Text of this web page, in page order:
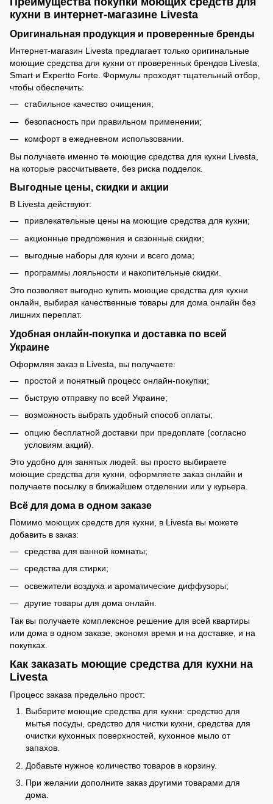
кухни в интернет-магазине Livesta
Оригинальная продукция и проверенные бренды
Интернет-магазин Livesta предлагает только оригинальные
моющие средства для кухни от проверенных брендов Livesta,
Smart и Expertto Forte. Формулы проходят тщательный отбор,
чтобы обеспечить:
стабильное качество очищения;
безопасность при правильном применении;
комфорт в ежедневном использовании.
Вы получаете именно те моющие средства для кухни Livesta,
на которые рассчитываете, без риска подделок.
Выгодные цены, скидки и акции
В Livesta действуют:
привлекательные цены на моющие средства для кухни;
акционные предложения и сезонные скидки;
выгодные наборы для кухни и всего дома;
программы лояльности и накопительные скидки.
Это позволяет выгодно купить моющие средства для кухни
онлайн, выбирая качественные товары для дома онлайн без
лишних переплат.
Удобная онлайн-покупка и доставка по всей
Украине
Оформляя заказ в Livesta, вы получаете:
простой и понятный процесс онлайн-покупки;
быструю отправку по всей Украине;
возможность выбрать удобный способ оплаты;
опцию бесплатной доставки при предоплате (согласно
условиям акций).
Это удобно для занятых людей: вы просто выбираете
моющие средства для кухни, оформляете заказ онлайн и
получаете посылку в ближайшем отделении или у курьера.
Всё для дома в одном заказе
Помимо моющих средств для кухни, в Livesta вы можете
добавить в заказ:
средства для ванной комнаты;
средства для стирки;
освежители воздуха и ароматические диффузоры;
другие товары для дома онлайн.
Так вы получаете комплексное решение для всей квартиры
или дома в одном заказе, экономя время и на доставке, и на
покупках.
Как заказать моющие средства для кухни на
Livesta
Процесс заказа предельно прост:
Выберите моющие средства для кухни: средство для
мытья посуды, средство для чистки кухни, средства для
очистки кухонных поверхностей, кухонное мыло от
запахов.
Добавьте нужное количество товаров в корзину.
При желании дополните заказ другими товарами для
дома.